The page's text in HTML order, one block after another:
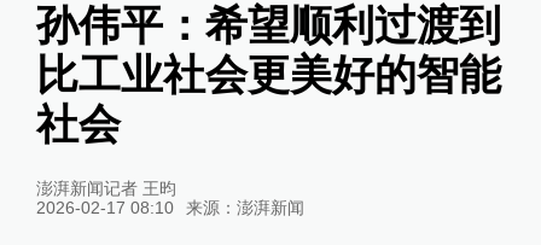
孙伟平：希望顺利过渡到
比工业社会更美好的智能
社会
澎湃新闻记者 王昀
2026-02-17 08:10
来源： 澎湃新闻